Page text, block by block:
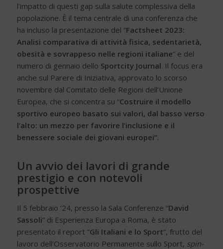
l’impatto di questi gap sulla salute complessiva della
popolazione. È il tema centrale di una conferenza che
ha incluso la presentazione del “Factsheet 2023:
Analisi comparativa di attività fisica, sedentarietà,
obesità e sovrappeso nelle regioni italiane” e del
numero di gennaio dello Sportcity Journal. Il focus era
anche sul Parere di Iniziativa, approvato lo scorso
novembre dal Comitato delle Regioni dell’Unione
Europea, che si concentra su “Costruire il modello
sportivo europeo basato sui valori, dal basso verso
l’alto: un mezzo per favorire l’inclusione e il
benessere sociale dei giovani europei”.
Un avvio dei lavori di grande
prestigio e con notevoli
prospettive
Il 5 febbraio ‘24, presso la Sala Conferenze “David
Sassoli” di Esperienza Europa a Roma, è stato
presentato il report “Gli Italiani e lo Sport“, frutto del
lavoro dell’Osservatorio Permanente sullo Sport, spin-